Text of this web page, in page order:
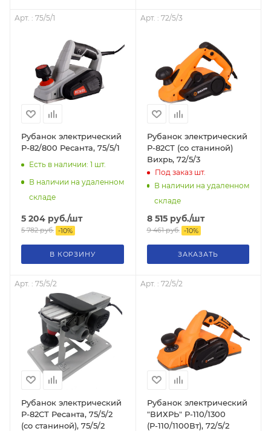
Арт. : 75/5/1
Рубанок электрический
Р-82/800 Ресанта, 75/5/1
Есть в наличии: 1 шт.
В наличии на удаленном
складе
5 204 руб./шт
5 782руб. -10%
В КОРЗИНУ
Арт. : 72/5/3
Рубанок электрический
Р-82СТ (со станиной)
Вихрь, 72/5/3
Под заказшт.
В наличии на удаленном
складе
8 515руб./шт
9 461руб. -10%
ЗАКАЗАТЬ
Арт. : 75/5/2
Рубанок электрический
Р-82СТ Ресанта, 75/5/2
(со станиной), 75/5/2
Арт. : 72/5/2
Рубанок электрический
"ВИХРЬ" Р-110/1300
(Р-110/1100Вт), 72/5/2